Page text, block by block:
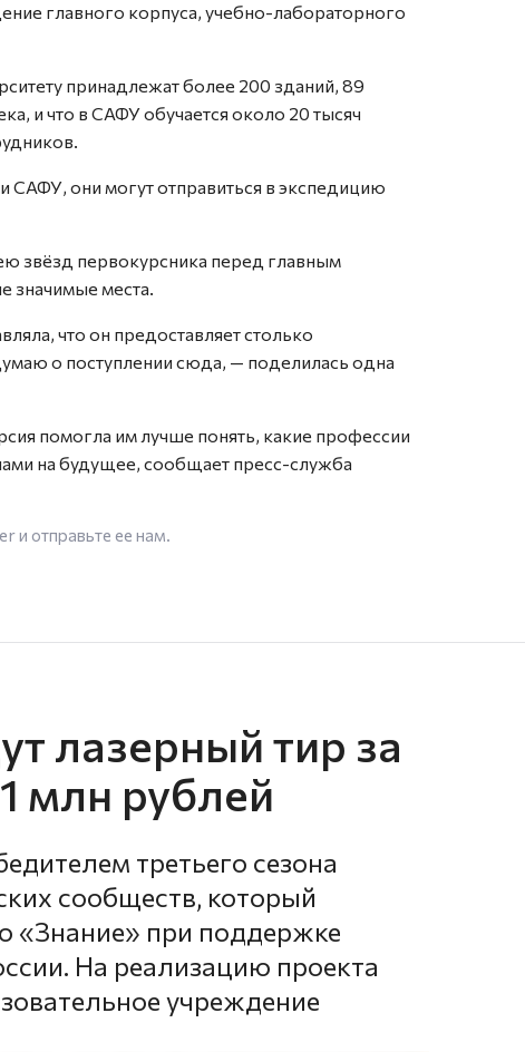
главного корпуса, учебно-лабораторного
принадлежат более 200 зданий, 89
и что в САФУ обучается около 20 тысяч
САФУ, они могут отправиться в экспедицию
звёзд первокурсника перед главным
значимые места.
что он предоставляет столько
о поступлении сюда, — поделилась одна
помогла им лучше понять, какие профессии
на будущее, сообщает пресс-служба
и отправьте ее нам.
лазерный тир за
млн рублей
третьего сезона
сообществ, который
«Знание» при поддержке
На реализацию проекта
учреждение